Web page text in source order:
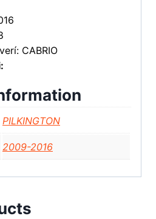
CABRIO
PILKINGTON
2009-2016